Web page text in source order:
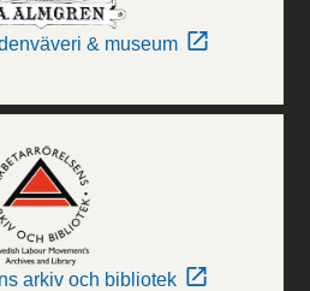
& museum
arkiv och bibliotek